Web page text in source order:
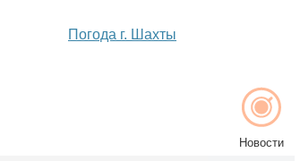
Погода г. Шахты
Новости